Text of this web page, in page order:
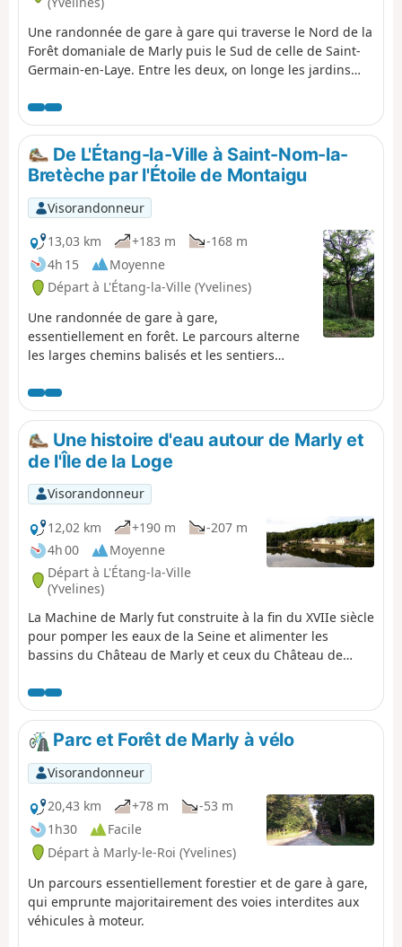
Une randonnée de gare à gare qui traverse le Nord de la
Forêt domaniale de Marly puis le Sud de celle de Saint-
Germain-en-Laye. Entre les deux, on longe les jardins
zone d'activités. L'arrivée s'effectue au pied du Château
de Saint-Germain-en-Laye, qui abrite un musée de la
préhistoire.
De L'Étang-la-Ville à Saint-Nom-la-
Bretèche par l'Étoile de Montaigu
Visorandonneur
13,03 km
+183 m
-168 m
4h 15
Moyenne
Départ à L'Étang-la-Ville (Yvelines)
Une randonnée de gare à gare,
essentiellement en forêt. Le parcours alterne
les larges chemins balisés et les sentiers
est utile. En chemin, de belles ambiances
forestières, plusieurs arbres remarquables et
une ancienne croix du XVIIIe siècle.
Une histoire d'eau autour de Marly et
de l'Île de la Loge
Visorandonneur
12,02 km
+190 m
-207 m
4h 00
Moyenne
Départ à L'Étang-la-Ville
(Yvelines)
La Machine de Marly fut construite à la fin du XVIIe siècle
pour pomper les eaux de la Seine et alimenter les
bassins du Château de Marly et ceux du Château de
urbain, traverse un "confetti" de la Forêt de Marly puis le
Parc du même nom où subsistent les bassins. Après une
bonne descente jusqu'à la Machine de Marly, on traverse
la pittoresque Île de la Loge avant de remonter sur les
hauteurs de Marly-le-Roi.
Parc et Forêt de Marly à vélo
Visorandonneur
20,43 km
+78 m
-53 m
1h30
Facile
Départ à Marly-le-Roi (Yvelines)
Un parcours essentiellement forestier et de gare à gare,
qui emprunte majoritairement des voies interdites aux
véhicules à moteur.